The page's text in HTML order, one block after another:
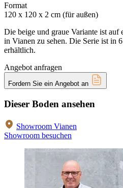
Format
120 x 120 x 2 cm (für außen)
Die beige und graue Variante ist auf
in Vianen zu sehen. Die Serie ist in
erhältlich.
Angebot anfragen
Fordern Sie ein Angebot an
Dieser Boden ansehen
Showroom Vianen
Showroom besuchen